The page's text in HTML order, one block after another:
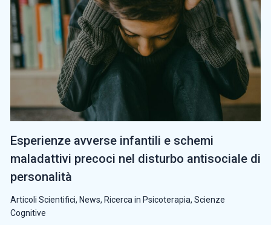
Esperienze avverse infantili e schemi
maladattivi precoci nel disturbo antisociale di
personalità
Articoli Scientifici, News, Ricerca in Psicoterapia, Scienze
Cognitive